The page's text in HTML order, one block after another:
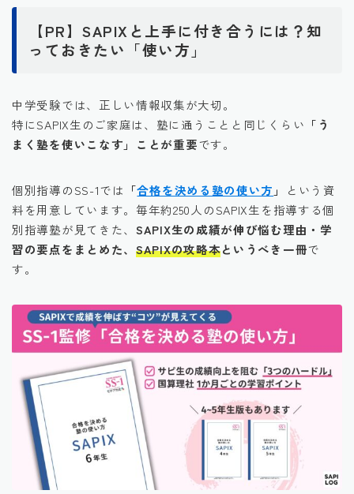
【PR】SAPIXと上手に付き合うには？知
っておきたい「使い方」
中学受験では、正しい情報収集が大切。
特にSAPIX生のご家庭は、塾に通うことと同じくらい 「う
まく塾を使いこなす」ことが重要です。
個別指導のSS-1では 「合格を決める塾の使い方 」
という資
料を用意しています。毎年約250人のSAPIX生を指導する個
別指導塾が見てきた、 SAPIX生の成績が伸び悩む理由・学
習の要点をまとめた、 SAPIXの攻略本というべき一冊で
す。